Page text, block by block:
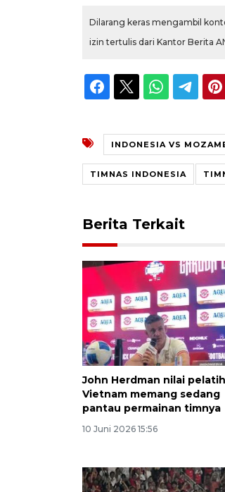
Dilarang keras mengambil
izin tertulis dari Kantor Berita
INDONESIA VS
TIMNAS INDONESIA
Berita Terkait
John Herdman nilai pelatih
Vietnam memang sedang
pantau permainan timnya
10 Juni 2026 15:56